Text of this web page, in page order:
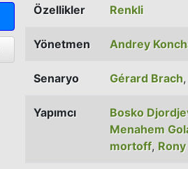
Özellikler Renkli
Yönetmen Andrey
Senaryo Gérard Brach
Yapımcı
Bosko
Menahem
mortoff,